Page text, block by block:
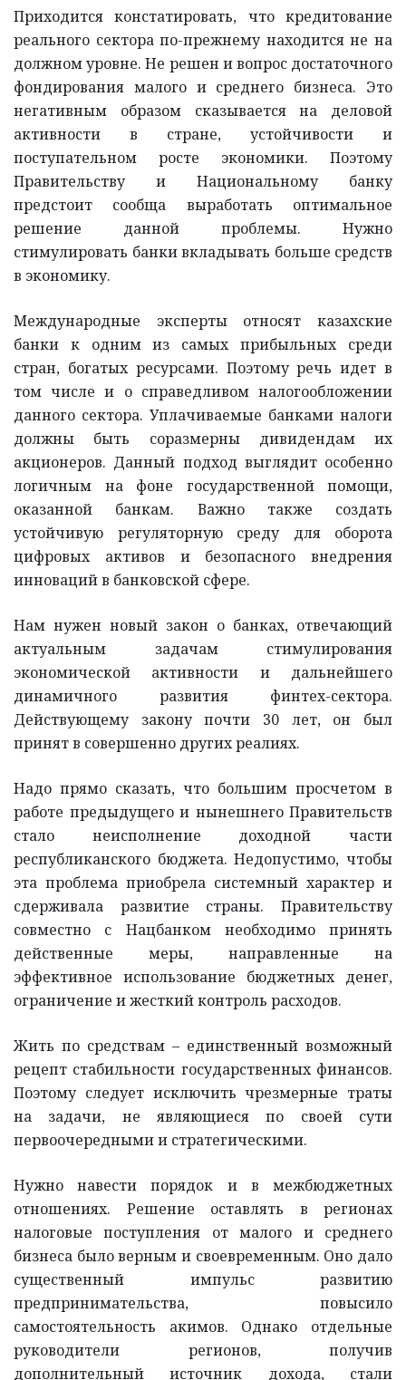
Приходится констатировать, что кредитование
реального сектора по-прежнему находится не на
должном уровне. Не решен и вопрос достаточного
фондирования малого и среднего бизнеса. Это
негативным образом сказывается на деловой
активности в стране, устойчивости и
поступательном росте экономики. Поэтому
Правительству и Национальному банку
предстоит сообща выработать оптимальное
решение данной проблемы. Нужно
стимулировать банки вкладывать больше средств
в экономику.
Международные эксперты относят казахские
банки к одним из самых прибыльных среди
стран, богатых ресурсами. Поэтому речь идет в
том числе и о справедливом налогообложении
данного сектора. Уплачиваемые банками налоги
должны быть соразмерны дивидендам их
акционеров. Данный подход выглядит особенно
логичным на фоне государственной помощи,
оказанной банкам. Важно также создать
устойчивую регуляторную среду для оборота
цифровых активов и безопасного внедрения
инноваций в банковской сфере.
Нам нужен новый закон о банках, отвечающий
актуальным задачам стимулирования
экономической активности и дальнейшего
динамичного развития финтех-сектора.
Действующему закону почти 30 лет, он был
принят в совершенно других реалиях.
Надо прямо сказать, что большим просчетом в
работе предыдущего и нынешнего Правительств
стало неисполнение доходной части
республиканского бюджета. Недопустимо, чтобы
эта проблема приобрела системный характер и
сдерживала развитие страны. Правительству
совместно с Нацбанком необходимо принять
действенные меры, направленные на
эффективное использование бюджетных денег,
ограничение и жесткий контроль расходов.
Жить по средствам – единственный возможный
рецепт стабильности государственных финансов.
Поэтому следует исключить чрезмерные траты
на задачи, не являющиеся по своей сути
первоочередными и стратегическими.
Нужно навести порядок и в межбюджетных
отношениях. Решение оставлять в регионах
налоговые поступления от малого и среднего
бизнеса было верным и своевременным. Оно дало
существенный импульс развитию
предпринимательства, повысило
самостоятельность акимов. Однако отдельные
руководители регионов, получив
дополнительный источник дохода, стали